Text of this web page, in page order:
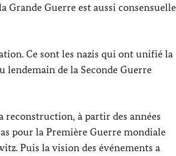
Grande Guerre est aussi consensuelle
Ce sont les nazis qui ont unifié la
lendemain de la Seconde Guerre
reconstruction, à partir des années
pour la Première Guerre mondiale
Puis la vision des événements a